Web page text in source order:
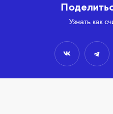
Узнать как